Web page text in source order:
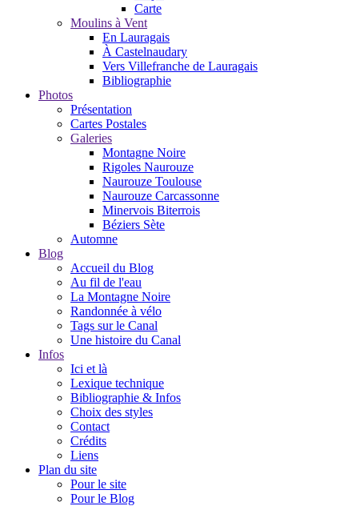
Carte
Moulins à Vent
En Lauragais
À Castelnaudary
Vers Villefranche de Lauragais
Bibliographie
Photos
Présentation
Cartes Postales
Galeries
Montagne Noire
Rigoles Naurouze
Naurouze Toulouse
Naurouze Carcassonne
Minervois Biterrois
Béziers Sète
Automne
Blog
Accueil du Blog
Au fil de l'eau
La Montagne Noire
Randonnée à vélo
Tags sur le Canal
Une histoire du Canal
Infos
Ici et là
Lexique technique
Bibliographie & Infos
Choix des styles
Contact
Crédits
Liens
Plan du site
Pour le site
Pour le Blog